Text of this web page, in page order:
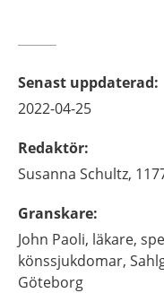
Senast uppdaterad:
2022-04-25
Redaktör:
Susanna Schultz,
Granskare:
John Paoli, läkare,
könssjukdomar,
Göteborg